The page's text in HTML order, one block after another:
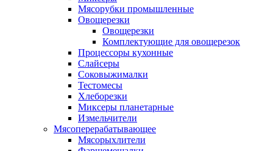
Мясорубки промышленные
Овощерезки
Овощерезки
Комплектующие для овощерезок
Процессоры кухонные
Слайсеры
Соковыжималки
Тестомесы
Хлеборезки
Миксеры планетарные
Измельчители
Мясоперерабатывающее
Мясорыхлители